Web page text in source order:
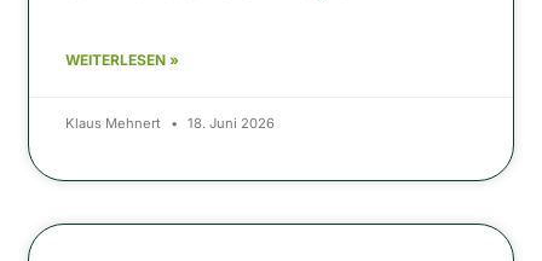
WEITERLESEN »
Klaus Mehnert 18. Juni 2026